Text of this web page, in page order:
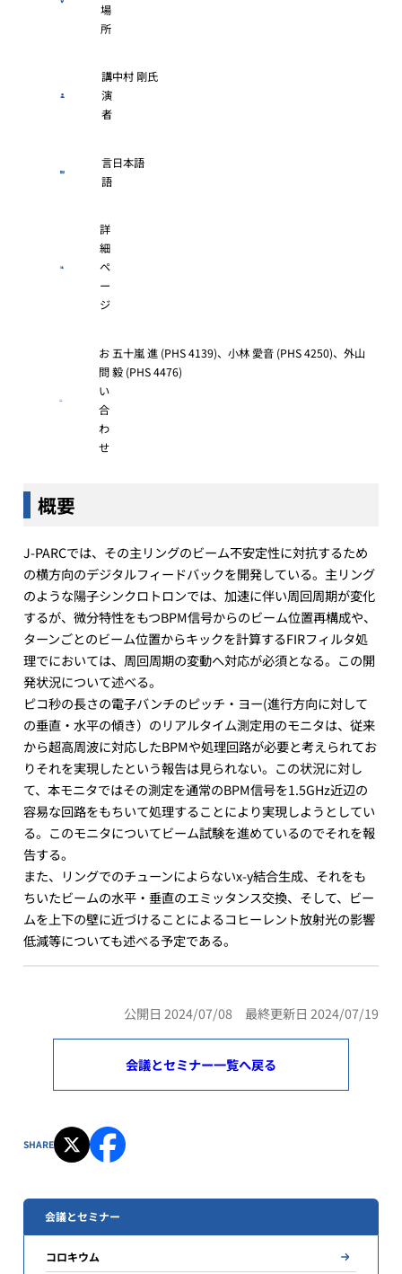
場
所
講
演
者
中村 剛氏
言
語
日本語
詳
細
ペ
ー
ジ
お
問
い
合
わ
せ
五十嵐 進 (PHS 4139)、小林 愛音 (PHS 4250)、外山
毅 (PHS 4476)
概要
J-PARCでは、その主リングのビーム不安定性に対抗するため
の横方向のデジタルフィードバックを開発している。主リング
のような陽子シンクロトロンでは、加速に伴い周回周期が変化
するが、微分特性をもつBPM信号からのビーム位置再構成や、
ターンごとのビーム位置からキックを計算するFIRフィルタ処
理でにおいては、周回周期の変動へ対応が必須となる。この開
発状況について述べる。
ピコ秒の長さの電子バンチのピッチ・ヨー(進行方向に対して
の垂直・水平の傾き）のリアルタイム測定用のモニタは、従来
から超高周波に対応したBPMや処理回路が必要と考えられてお
りそれを実現したという報告は見られない。この状況に対し
て、本モニタではその測定を通常のBPM信号を1.5GHz近辺の
容易な回路をもちいて処理することにより実現しようとしてい
る。このモニタについてビーム試験を進めているのでそれを報
告する。
また、リングでのチューンによらないx-y結合生成、それをも
ちいたビームの水平・垂直のエミッタンス交換、そして、ビー
ムを上下の壁に近づけることによるコヒーレント放射光の影響
低減等についても述べる予定である。
公開日 2024/07/08 最終更新日 2024/07/19
会議とセミナー一覧へ戻る
SHARE
会議とセミナー
コロキウム